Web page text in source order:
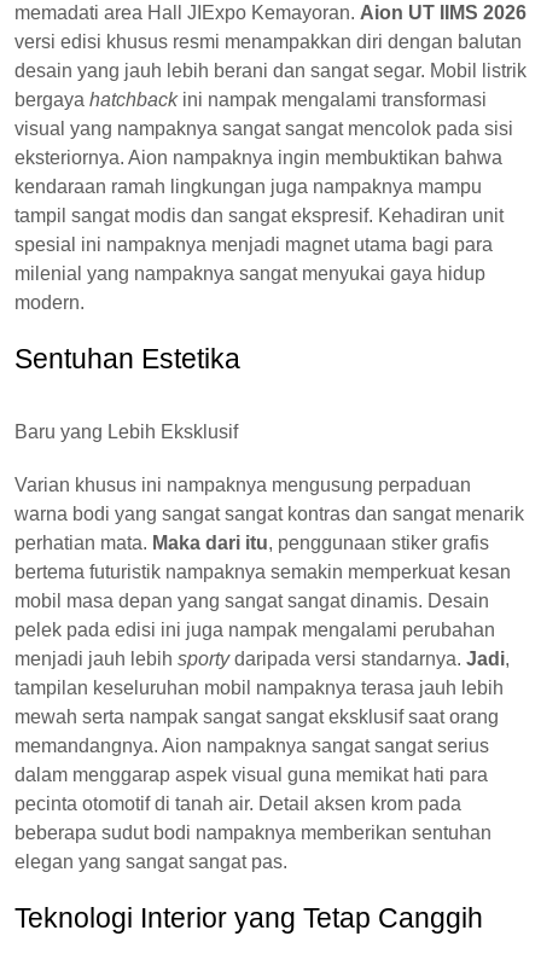
memadati area Hall JIExpo Kemayoran. Aion UT IIMS 2026
versi edisi khusus resmi menampakkan diri dengan balutan
desain yang jauh lebih berani dan sangat segar. Mobil listrik
bergaya hatchbackini nampak mengalami transformasi
visual yang nampaknya sangat sangat mencolok pada sisi
eksteriornya. Aion nampaknya ingin membuktikan bahwa
kendaraan ramah lingkungan juga nampaknya mampu
tampil sangat modis dan sangat ekspresif. Kehadiran unit
spesial ini nampaknya menjadi magnet utama bagi para
milenial yang nampaknya sangat menyukai gaya hidup
modern.
Sentuhan Estetika
Baru yang Lebih Eksklusif
Varian khusus ini nampaknya mengusung perpaduan
warna bodi yang sangat sangat kontras dan sangat menarik
perhatian mata. Maka dari itu, penggunaan stiker grafis
bertema futuristik nampaknya semakin memperkuat kesan
mobil masa depan yang sangat sangat dinamis. Desain
pelek pada edisi ini juga nampak mengalami perubahan
menjadi jauh lebih sportydaripada versi standarnya. Jadi,
tampilan keseluruhan mobil nampaknya terasa jauh lebih
mewah serta nampak sangat sangat eksklusif saat orang
memandangnya. Aion nampaknya sangat sangat serius
dalam menggarap aspek visual guna memikat hati para
pecinta otomotif di tanah air. Detail aksen krom pada
beberapa sudut bodi nampaknya memberikan sentuhan
elegan yang sangat sangat pas.
Teknologi Interior yang Tetap Canggih